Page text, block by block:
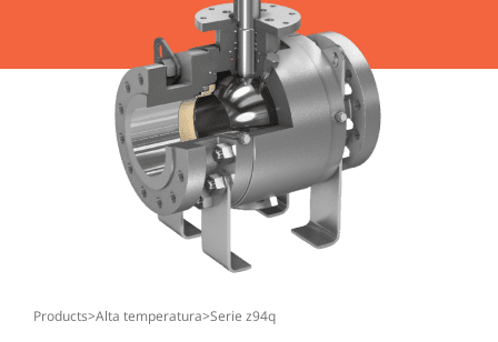
products> alta temperatura> serie z94q